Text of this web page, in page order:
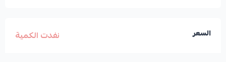
السعر نفدت الكمية